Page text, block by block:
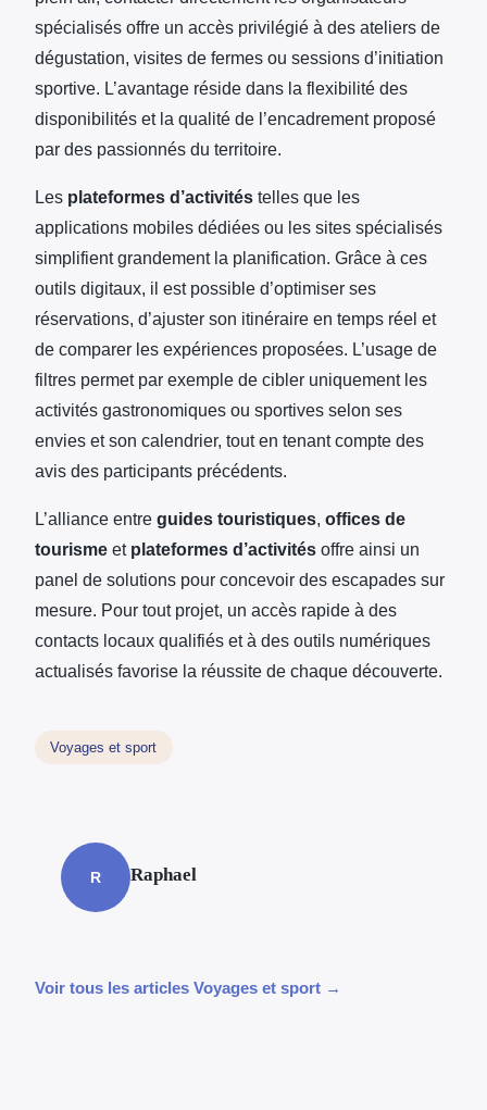
spécialisés offre un accès privilégié à des ateliers de
dégustation, visites de fermes ou sessions d’initiation
sportive. L’avantage réside dans la flexibilité des
disponibilités et la qualité de l’encadrement proposé
par des passionnés du territoire.
Les plateformes d’activités telles que les
applications mobiles dédiées ou les sites spécialisés
simplifient grandement la planification. Grâce à ces
outils digitaux, il est possible d’optimiser ses
réservations, d’ajuster son itinéraire en temps réel et
de comparer les expériences proposées. L’usage de
filtres permet par exemple de cibler uniquement les
activités gastronomiques ou sportives selon ses
envies et son calendrier, tout en tenant compte des
avis des participants précédents.
L’alliance entre guides touristiques, offices de
tourisme et plateformes d’activités offre ainsi un
panel de solutions pour concevoir des escapades sur
mesure. Pour tout projet, un accès rapide à des
contacts locaux qualifiés et à des outils numériques
actualisés favorise la réussite de chaque découverte.
Voyages et sport
R Raphael
Voir tous les articles Voyages et sport →